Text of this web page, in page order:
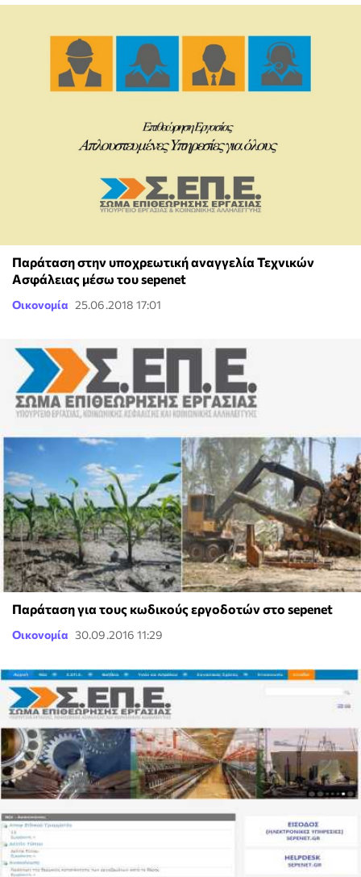
Παράταση στην υποχρεωτική αναγγελία Τεχνικών
Ασφάλειας μέσω του sepenet
Οικονομία 25.06.2018 17:01
Παράταση για τους κωδικούς εργοδοτών στο sepenet
Οικονομία 30.09.2016 11:29